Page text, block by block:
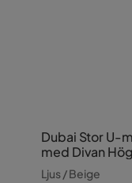
Dubai Stor U-
med Divan
Ljus / Beige